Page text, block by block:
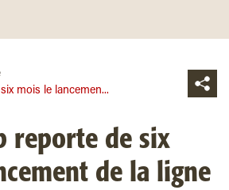
mois le lancemen...
reporte de six
de la ligne